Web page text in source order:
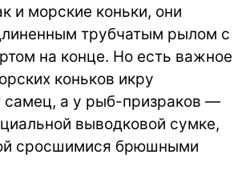
и морские коньки, они
трубчатым рылом с
на конце. Но есть важное
коньков икру
самец, а у рыб-призраков —
выводковой сумке,
сросшимися брюшными